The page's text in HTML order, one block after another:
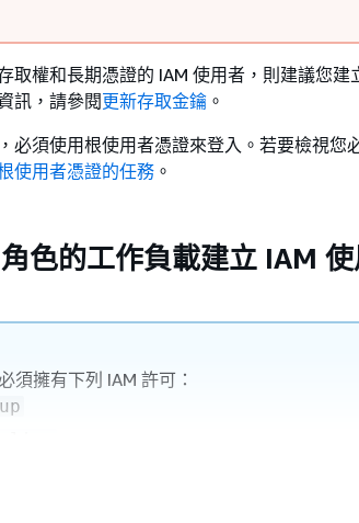
取權和長期憑證的 IAM 使用者，則建議您建
訊，請參閱更新存取金鑰 。
必須使用根使用者憑證來登入。若要檢視您
使用者憑證的任務 。
色的工作負載建立 IAM
須擁有下列 IAM 許可：